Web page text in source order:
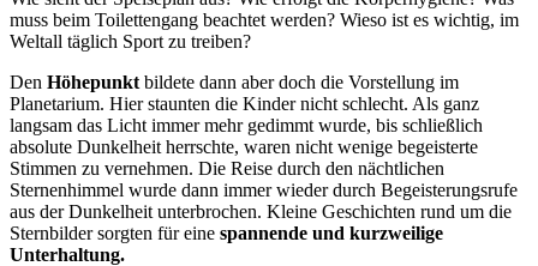
muss beim Toilettengang beachtet werden? Wieso ist es wichtig, im
Weltall täglich Sport zu treiben?
Den Höhepunkt bildete dann aber doch die Vorstellung im
Planetarium. Hier staunten die Kinder nicht schlecht. Als ganz
langsam das Licht immer mehr gedimmt wurde, bis schließlich
absolute Dunkelheit herrschte, waren nicht wenige begeisterte
Stimmen zu vernehmen. Die Reise durch den nächtlichen
Sternenhimmel wurde dann immer wieder durch Begeisterungsrufe
aus der Dunkelheit unterbrochen. Kleine Geschichten rund um die
Sternbilder sorgten für eine spannende und kurzweilige
Unterhaltung.